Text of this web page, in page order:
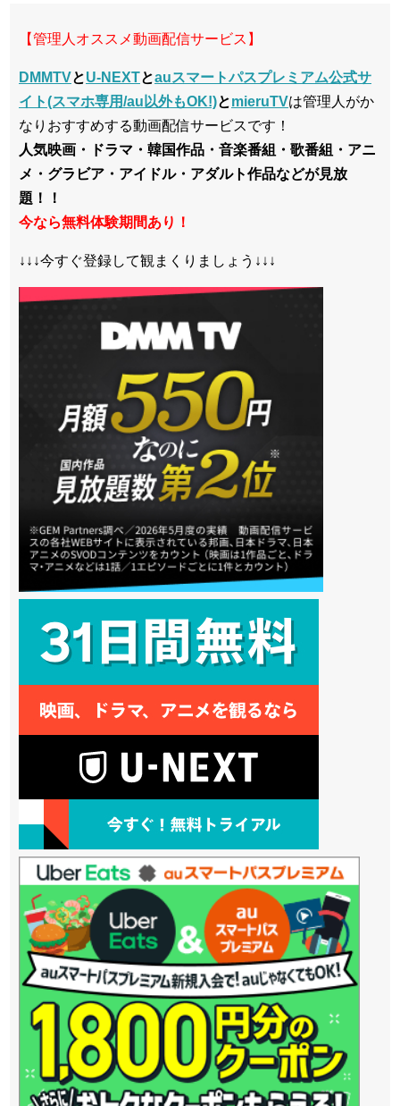
【管理人オススメ動画配信サービス】
DMMTVとU-NEXTとauスマートパスプレミアム公式サ
イト(スマホ専用/au以外もOK!)とmieruTVは管理人がか
なりおすすめする動画配信サービスです！
人気映画・ドラマ・韓国作品・音楽番組・歌番組・アニ
メ・グラビア・アイドル・アダルト作品などが見放
題！！
今なら無料体験期間あり！
↓↓↓今すぐ登録して観まくりましょう↓↓↓